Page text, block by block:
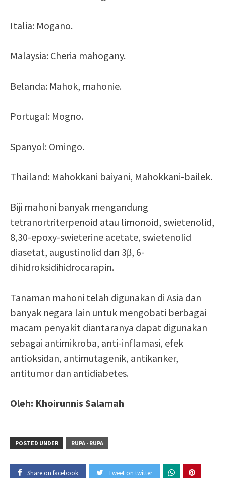
Italia: Mogano.
Malaysia: Cheria mahogany.
Belanda: Mahok, mahonie.
Portugal: Mogno.
Spanyol: Omingo.
Thailand: Mahokkani baiyani, Mahokkani-bailek.
Biji mahoni banyak mengandung
tetranortriterpenoid atau limonoid, swietenolid,
8,30-epoxy-swieterine acetate, swietenolid
diasetat, augustinolid dan 3β, 6-
dihidroksidihidrocarapin.
Tanaman mahoni telah digunakan di Asia dan
banyak negara lain untuk mengobati berbagai
macam penyakit diantaranya dapat digunakan
sebagai antimikroba, anti-inflamasi, efek
antioksidan, antimutagenik, antikanker,
antitumor dan antidiabetes.
Oleh: Khoirunnis Salamah
POSTED UNDER RUPA - RUPA
Share on facebook Tweet on twitter